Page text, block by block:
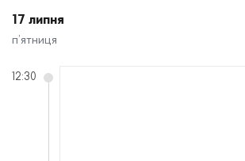
17 липня
п’ятниця
12:30